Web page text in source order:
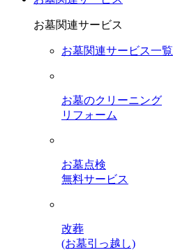
お墓関連サービス
お墓関連サービス一覧
お墓のクリーニング
リフォーム
お墓点検
無料サービス
改葬
(お墓引っ越し)